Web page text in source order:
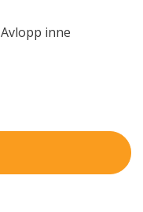
Avlopp inne